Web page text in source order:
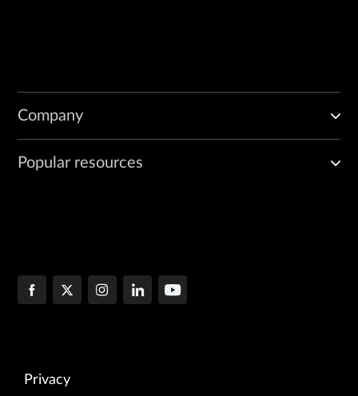
Company
Popular resources
Privacy